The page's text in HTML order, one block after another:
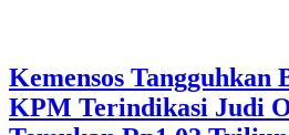
Kemensos Tangguhkan
KPM Terindikasi Judi